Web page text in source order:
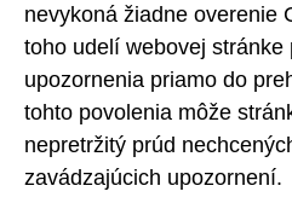
nevykoná žiadne overenie
toho udelí webovej
upozornenia priamo do
tohto povolenia môže
nepretržitý prúd
zavádzajúcich upozornení.